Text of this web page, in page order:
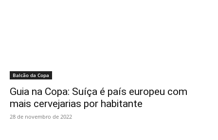
Balcão da Copa
Guia na Copa: Suíça é país europeu com
mais cervejarias por habitante
28 de novembro de 2022